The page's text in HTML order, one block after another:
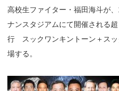
高校生ファイター・福田海斗が
ナンスタジアムにて開催される
行 スックワンキントーン＋スッ
場する。